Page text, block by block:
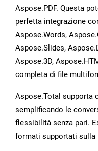
Aspose.PDF. Questa
perfetta integrazione
Aspose.Words,
Aspose.Slides,
Aspose.3D,
completa di file
Aspose.Total supporta
semplificando le
flessibilità senza pari.
formati supportati sulla